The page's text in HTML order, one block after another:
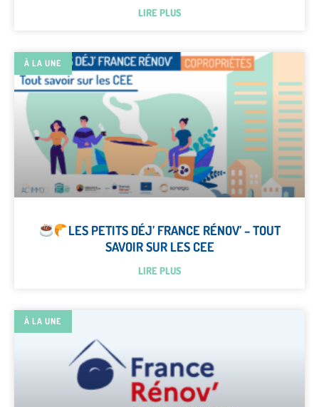
LIRE PLUS
À LA UNE
LES PETITS DÉJ’ FRANCE RÉNOV’ – TOUT
SAVOIR SUR LES CEE
LIRE PLUS
À LA UNE